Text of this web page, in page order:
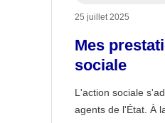
Mes
sociale
L'action sociale
agents de l'État. À
25 juillet 2025